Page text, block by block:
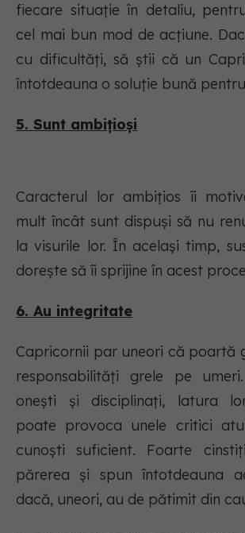
fiecare situație în detaliu,
cel mai bun mod de acțiune.
cu dificultăți, să știi că un
întotdeauna o soluție bună
5. Sunt ambițioși
Caracterul lor ambițios îi
mult încât sunt dispuși să nu
la visurile lor. În același timp,
dorește să îi sprijine în acest
6. Au integritate
Capricornii par uneori că poartă
responsabilități grele pe
onești și disciplinați, latura
poate provoca unele critici
cunoști suficient. Foarte
părerea și spun întotdeauna
dacă, uneori, au de pătimit din